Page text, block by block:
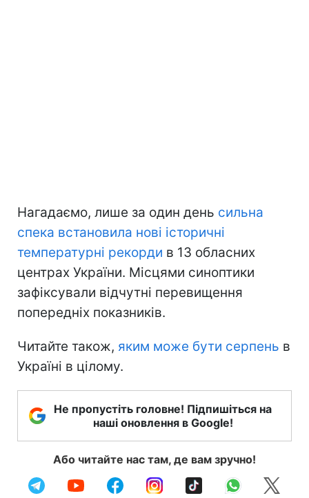
Нагадаємо, лише за один день сильна
спека встановила нові історичні
температурні рекорди в 13 обласних
центрах України. Місцями синоптики
зафіксували відчутні перевищення
попередніх показників.
Читайте також, яким може бути серпень в
Україні в цілому.
Не пропустіть головне! Підпишіться на
наші оновлення в Google!
Або читайте нас там, де вам зручно!